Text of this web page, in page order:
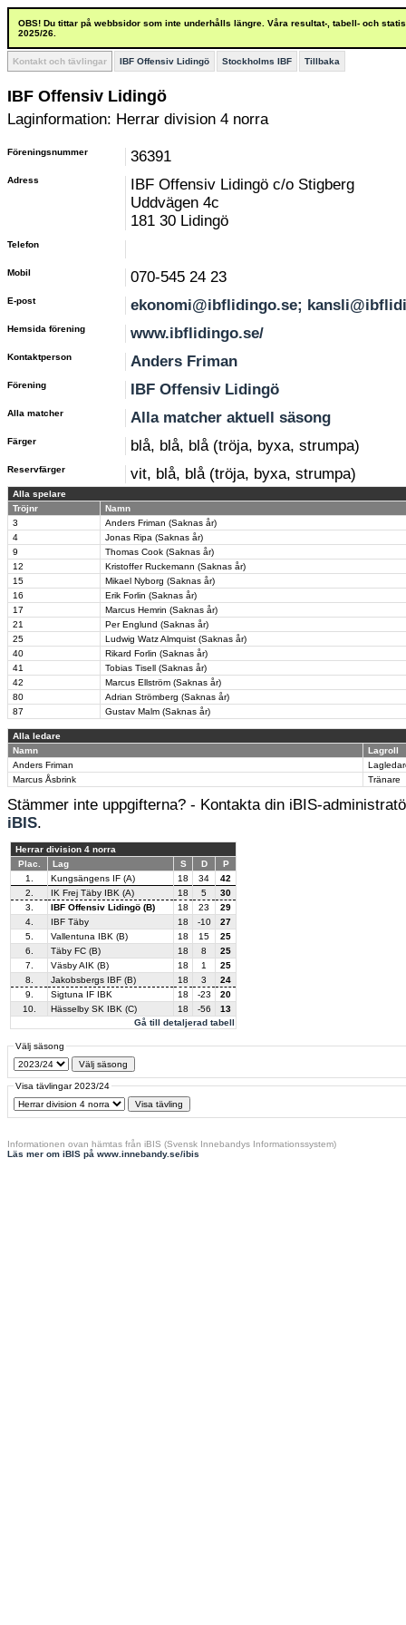
OBS! Du tittar på webbsidor som inte underhålls längre. Våra resultat-, tabell- och
2025/26.
Kontakt och tävlingar IBF Offensiv Lidingö Stockholms IBF Tillbaka
IBF Offensiv Lidingö
Laginformation: Herrar division 4 norra
Föreningsnummer 36391
Adress
IBF Offensiv Lidingö c/o Stigberg
Uddvägen 4c
181 30 Lidingö
Telefon
Mobil 070-545 24 23
E-post ekonomi@ibflidingo.se;
Hemsida förening www.ibflidingo.se/
Kontaktperson Anders Friman
Förening IBF Offensiv Lidingö
Alla matcher Alla matcher aktuell säsong
Färger blå, blå, blå (tröja, byxa, strumpa)
Reservfärger vit, blå, blå (tröja, byxa, strumpa)
Alla spelare
Tröjnr
Namn
3
Anders Friman (Saknas år)
4
Jonas Ripa (Saknas år)
9
Thomas Cook (Saknas år)
12
Kristoffer Ruckemann (Saknas år)
15
Mikael Nyborg (Saknas år)
16
Erik Forlin (Saknas år)
17
Marcus Hemrin (Saknas år)
21
Per Englund (Saknas år)
25
Ludwig Watz Almquist (Saknas år)
40
Rikard Forlin (Saknas år)
41
Tobias Tisell (Saknas år)
42
Marcus Ellström (Saknas år)
80
Adrian Strömberg (Saknas år)
87
Gustav Malm (Saknas år)
Alla ledare
Namn
Lagroll
Anders Friman
Marcus Åsbrink
Tränare
Stämmer inte uppgifterna? - Kontakta din iBIS-
iBIS.
Herrar division 4 norra
Plac.
Lag S D P
Gå till detaljerad tabell
1. Kungsängens IF (A) 18 34
42
2.
IK Frej Täby IBK (A) 18 5
30
3.
IBF Offensiv Lidingö (B) 18 23
29
4.
IBF Täby 18 -10
27
5.
Vallentuna IBK (B) 18 15
25
6.
Täby FC (B) 18 8
25
7.
Väsby AIK (B) 18 1
25
8.
Jakobsbergs IBF (B) 18 3
24
9.
Sigtuna IF IBK 18 -23
20
10.
Hässelby SK IBK (C) 18 -56 13
Välj säsong
Visa tävlingar 2023/24
Informationen ovan hämtas från iBIS (Svensk Innebandys Informationssystem)
Läs mer om iBIS på www.innebandy.se/ibis